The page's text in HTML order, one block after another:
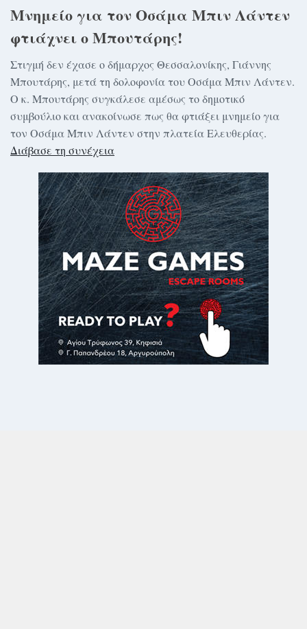
Μνημείο για τον Οσάμα Μπιν Λάντεν
φτιάχνει ο Μπουτάρης!
Στιγμή δεν έχασε ο δήμαρχος Θεσσαλονίκης, Γιάννης
Μπουτάρης, μετά τη δολοφονία του Οσάμα Μπιν Λάντεν.
Ο κ. Μπουτάρης συγκάλεσε αμέσως το δημοτικό
συμβούλιο και ανακοίνωσε πως θα φτιάξει μνημείο για
τον Οσάμα Μπιν Λάντεν στην πλατεία Ελευθερίας.
Διάβασε τη συνέχεια